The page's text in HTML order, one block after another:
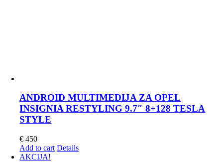
ANDROID MULTIMEDIJA ZA OPEL
INSIGNIA RESTYLING 9.7″ 8+128 TESLA
STYLE
€ 450
Add to cart Details
AKCIJA!